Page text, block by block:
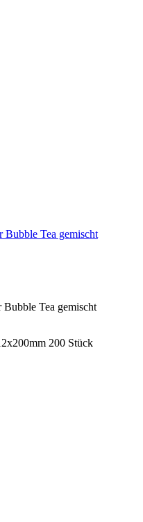
Bubble Tea gemischt
Tea gemischt
200 Stück